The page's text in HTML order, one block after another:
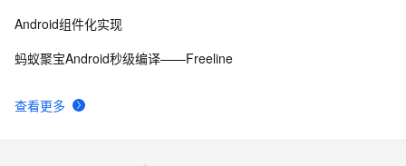
查看更多
Android组件化实现
蚂蚁聚宝Android秒级编译——Freeline